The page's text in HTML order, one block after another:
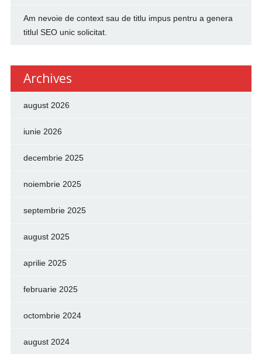
Am nevoie de context sau de titlu impus pentru a genera
titlul SEO unic solicitat.
Archives
august 2026
iunie 2026
decembrie 2025
noiembrie 2025
septembrie 2025
august 2025
aprilie 2025
februarie 2025
octombrie 2024
august 2024